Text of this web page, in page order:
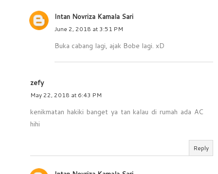
Intan Novriza Kamala Sari
June 2, 2018 at 3:51 PM
Buka cabang lagi, ajak Bobe lagi. xD
zefy
May 22, 2018 at 6:43 PM
kenikmatan hakiki banget ya tan kalau di rumah ada AC
hihi
Reply